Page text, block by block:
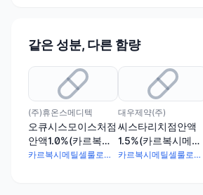
같은 성분, 다른 함량
(주)휴온스메디텍
오큐시스모이스처점
안액1.0%(카르복시
메틸셀룰로오스나트
카르복시메틸셀룰로오스나트륨 10mg
대우제약(주)
씨스타리치점안액
1.5%(카르복시메틸
셀룰로오스나트륨)(1
카르복시메틸셀룰로오스나트륨 15mg